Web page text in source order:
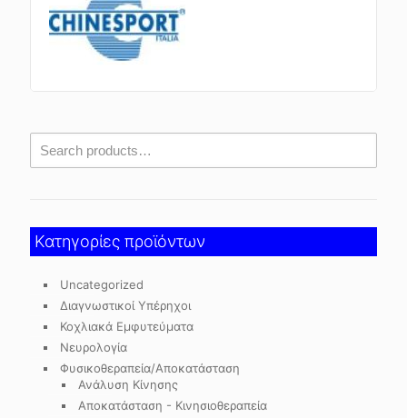
Κατηγορίες προϊόντων
Uncategorized
Διαγνωστικοί Υπέρηχοι
Κοχλιακά Εμφυτεύματα
Νευρολογία
Φυσικοθεραπεία/Αποκατάσταση
Ανάλυση Κίνησης
Αποκατάσταση - Κινησιοθεραπεία